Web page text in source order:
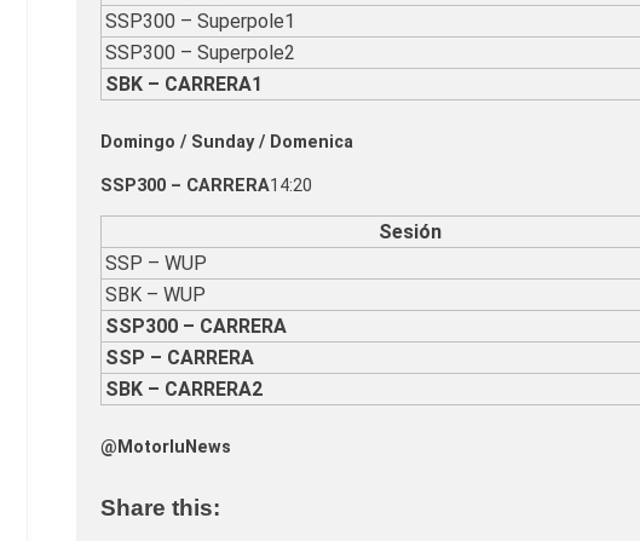
SSP300 – Superpole1
SSP300 – Superpole2
SBK – CARRERA1
Domingo / Sunday / Domenica
SSP300 – CARRERA14:20
Sesión
SSP – WUP
SBK – WUP
SSP300 – CARRERA
SSP – CARRERA
SBK – CARRERA2
@MotorluNews
Share this: